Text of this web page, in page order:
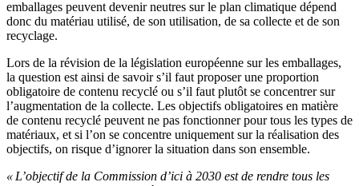
emballages peuvent devenir neutres sur le plan climatique dépend
donc du matériau utilisé, de son utilisation, de sa collecte et de son
recyclage.
Lors de la révision de la législation européenne sur les emballages,
la question est ainsi de savoir s’il faut proposer une proportion
obligatoire de contenu recyclé ou s’il faut plutôt se concentrer sur
l’augmentation de la collecte. Les objectifs obligatoires en matière
de contenu recyclé peuvent ne pas fonctionner pour tous les types de
matériaux, et si l’on se concentre uniquement sur la réalisation des
objectifs, on risque d’ignorer la situation dans son ensemble.
« L’objectif de la Commission d’ici à 2030 est de rendre tous les